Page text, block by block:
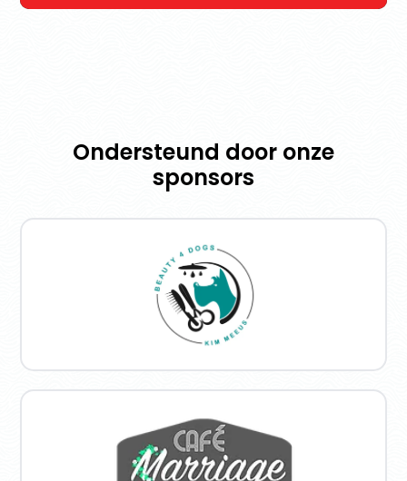
Ondersteund door onze
sponsors